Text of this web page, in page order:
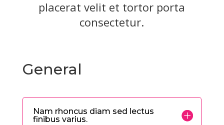
placerat velit et tortor porta
consectetur.
General
Nam rhoncus diam sed lectus
finibus varius.